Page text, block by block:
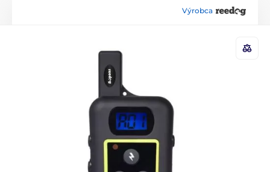
Výrobca